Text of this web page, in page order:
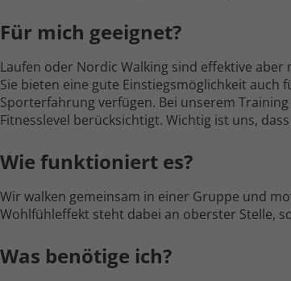
Für mich geeignet?
Laufen oder Nordic Walking sind effektive
Sie bieten eine gute Einstiegs­möglichkeit auch
Sporterfahrung verfügen. Bei unserem
Fitness­level berück­sichtigt. Wichtig ist uns,
Wie funktioniert es?
Wir walken gemeinsam in einer Gruppe und
Wohlfühl­effekt steht dabei an oberster Stelle,
Was benötige ich?